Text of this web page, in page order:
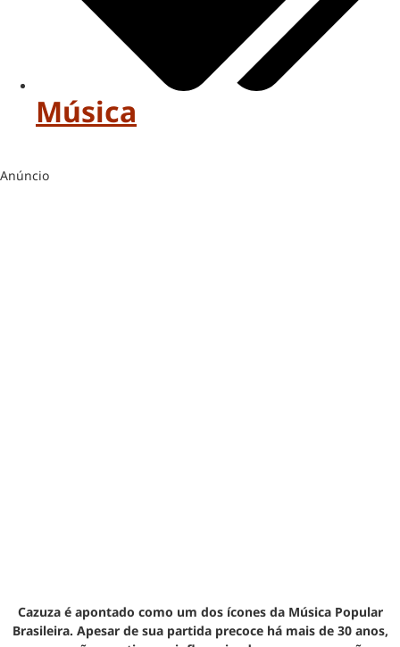
Música
Anúncio
Cazuza é apontado como um dos ícones da Música Popular
Brasileira. Apesar de sua partida precoce há mais de 30 anos,